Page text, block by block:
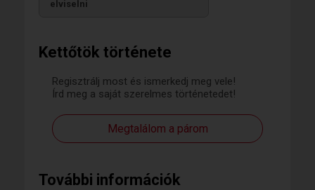
Kettőtök története
Regisztrálj most és ismerkedj meg vele!
Írd meg a saját szerelmes történetedet!
Megtalálom a párom
További információk
elviselni